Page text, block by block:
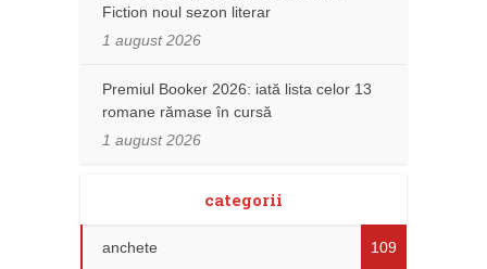
Fiction noul sezon literar
1 august 2026
Premiul Booker 2026: iată lista celor 13
romane rămase în cursă
1 august 2026
categorii
anchete 109